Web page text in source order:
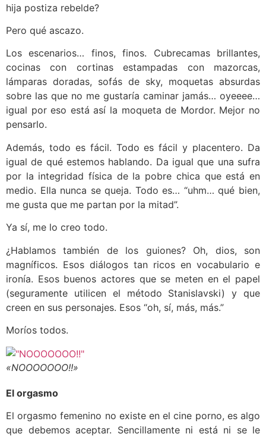
hija postiza rebelde?
Pero qué ascazo.
Los escenarios… finos, finos. Cubrecamas brillantes,
cocinas con cortinas estampadas con mazorcas,
lámparas doradas, sofás de sky, moquetas absurdas
sobre las que no me gustaría caminar jamás… oyeeee…
igual por eso está así la moqueta de Mordor. Mejor no
pensarlo.
Además, todo es fácil. Todo es fácil y placentero. Da
igual de qué estemos hablando. Da igual que una sufra
por la integridad física de la pobre chica que está en
medio. Ella nunca se queja. Todo es… “uhm… qué bien,
me gusta que me partan por la mitad”.
Ya sí, me lo creo todo.
¿Hablamos también de los guiones? Oh, dios, son
magníficos. Esos diálogos tan ricos en vocabulario e
ironía. Esos buenos actores que se meten en el papel
(seguramente utilicen el método Stanislavski) y que
creen en sus personajes. Esos “oh, sí, más, más.”
Moríos todos.
«NOOOOOOO!!»
El orgasmo
El orgasmo femenino no existe en el cine porno, es algo
que debemos aceptar. Sencillamente ni está ni se le